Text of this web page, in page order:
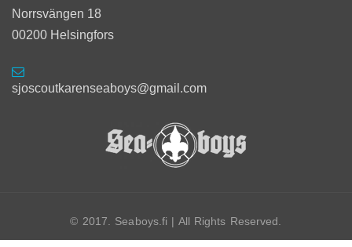
Norrsvängen 18
00200 Helsingfors
sjoscoutkarenseaboys@gmail.com
© 2017. Seaboys.fi | All Rights Reserved.